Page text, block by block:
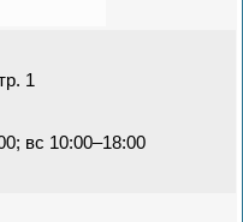
1
вс 10:00–18:00